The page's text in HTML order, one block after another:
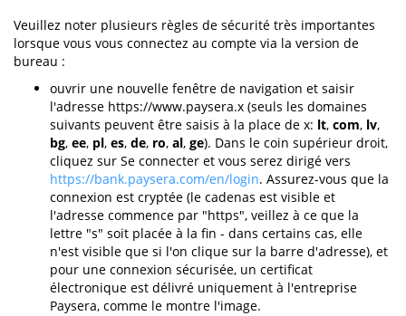
Veuillez noter plusieurs règles de sécurité très importantes
lorsque vous vous connectez au compte via la version de
bureau :
ouvrir une nouvelle fenêtre de navigation et saisir
l'adresse https://www.paysera.x (seuls les domaines
suivants peuvent être saisis à la place de x: lt, com, lv,
bg, ee, pl, es, de, ro, al, ge). Dans le coin supérieur droit,
cliquez sur Se connecter et vous serez dirigé vers
https://bank.paysera.com/en/login. Assurez-vous que la
connexion est cryptée (le cadenas est visible et
l'adresse commence par "https", veillez à ce que la
lettre "s" soit placée à la fin - dans certains cas, elle
n'est visible que si l'on clique sur la barre d'adresse), et
pour une connexion sécurisée, un certificat
électronique est délivré uniquement à l'entreprise
Paysera, comme le montre l'image.